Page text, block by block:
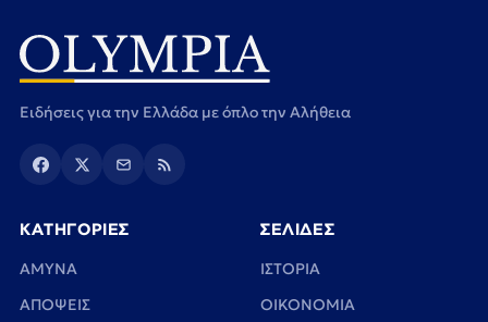
Ειδήσεις για την Ελλάδα με όπλο την Αλήθεια
ΚΑΤΗΓΟΡΙΕΣ
ΑΜΥΝΑ
ΑΠΟΨΕΙΣ
ΣΕΛΙΔΕΣ
ΙΣΤΟΡΙΑ
ΟΙΚΟΝΟΜΙΑ